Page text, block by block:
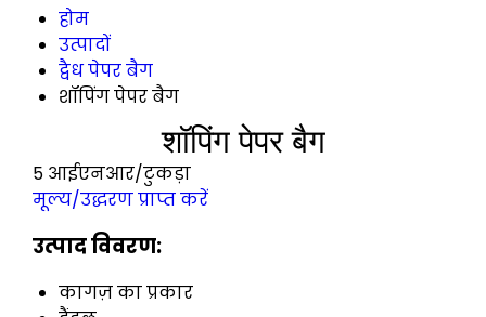
होम
उत्पादों
द्वैध पेपर बैग
शॉपिंग पेपर बैग
शॉपिंग पेपर बैग
5 आईएनआर/टुकड़ा
मूल्य/उद्धरण प्राप्त करें
उत्पाद विवरण:
कागज़ का प्रकार